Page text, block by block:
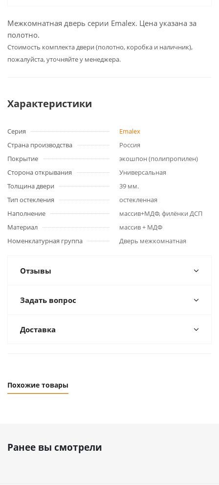
Межкомнатная дверь серии Emalex. Цена указана за
полотно.
Cтоимость комплекта двери (полотно, коробка и наличник),
пожалуйста, уточняйте у менеджера.
Характеристики
Серия
Emalex
Страна производства
Россия
Покрытие
экошпон (полипропилен)
Сторона открывания
Универсальная
Толщина двери
39 мм.
Тип остекления
остекленная
Наполнение
массив+МДФ, филёнки ДСП
Материал
массив + МДФ
Номенклатурная группа
Дверь межкомнатная
Отзывы
Задать вопрос
Доставка
Похожие товары
Ранее вы смотрели